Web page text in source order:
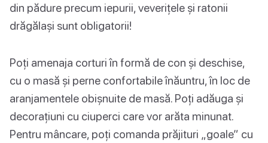
din pădure precum iepurii, veverițele și ratonii
drăgălași sunt obligatorii!
Poți amenaja corturi în formă de con și deschise,
cu o masă și perne confortabile înăuntru, în loc de
aranjamentele obișnuite de masă. Poți adăuga și
decorațiuni cu ciuperci care vor arăta minunat.
Pentru mâncare, poți comanda prăjituri „goale” cu